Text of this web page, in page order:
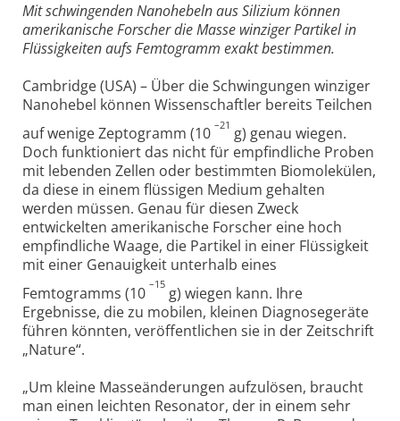
Mit schwingenden Nanohebeln aus Silizium können
amerikanische Forscher die Masse winziger Partikel in
Flüssigkeiten aufs Femtogramm exakt bestimmen.
Cambridge (USA) – Über die Schwingungen winziger
Nanohebel können Wissenschaftler bereits Teilchen
auf wenige Zeptogramm (10 –21 g) genau wiegen.
Doch funktioniert das nicht für empfindliche Proben
mit lebenden Zellen oder bestimmten Biomolekülen,
da diese in einem flüssigen Medium gehalten
werden müssen. Genau für diesen Zweck
entwickelten amerikanische Forscher eine hoch
empfindliche Waage, die Partikel in einer Flüssigkeit
mit einer Genauigkeit unterhalb eines
Femtogramms (10 –15 g) wiegen kann. Ihre
Ergebnisse, die zu mobilen, kleinen Diagnosegeräte
führen könnten, veröffentlichen sie in der Zeitschrift
„Nature“.
„Um kleine Masseänderungen aufzulösen, braucht
man einen leichten Resonator, der in einem sehr